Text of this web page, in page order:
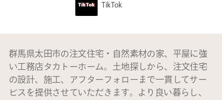
TikTok
群馬県太田市の注文住宅・自然素材の家、平屋に強
い工務店タカトーホーム。土地探しから、注文住宅
の設計、施工、アフターフォローまで一貫してサー
ビスを提供させていただきます。より良い暮らし、